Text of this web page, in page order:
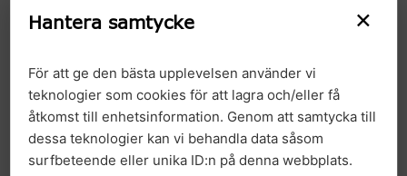
×
Hantera samtycke
För att ge den bästa upplevelsen använder vi
teknologier som cookies för att lagra och/eller få
åtkomst till enhetsinformation. Genom att samtycka till
dessa teknologier kan vi behandla data såsom
surfbeteende eller unika ID:n på denna webbplats.